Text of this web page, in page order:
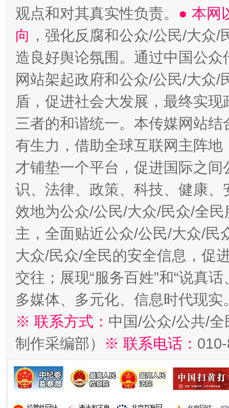
观点和对其真实性负责。 ● 本网
向 ，强化反腐和公众/公民/大众
造良好舆论氛围。通过中国公
网站架起政府和公众/公民/大众
盾，促进社会大发展，最终实
三者的和谐统一。本传媒网站
有生力，借助全球互联网主阵
才铺垫一个平台，促进国际之
识、法律、政策、科技、健康
效地为公众/公民/大众/民众/全
主，全面贴近公众/公民/大众/民
大众/民众/全民的安全信息，促
交往；展现“服务百姓”和“说真
多媒体、多元化、信息时代现实
※ 联系方式： 中国/公众/公共/
制作采编部）
※ 联系电话：